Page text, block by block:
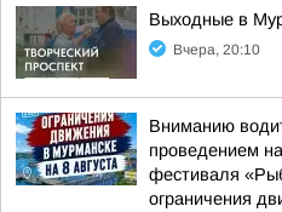
Выходные в
Вчера, 20:10
Вниманию
проведением
фестиваля
ограничения